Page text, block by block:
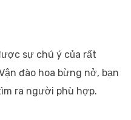
sự chú ý của rất
đào hoa bừng nở, bạn
ra người phù hợp.